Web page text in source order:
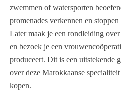
zwemmen of watersporten
promenades verkennen en
Later maak je een rondleiding
en bezoek je een
produceert. Dit is een uitstekende
over deze Marokkaanse
kopen.